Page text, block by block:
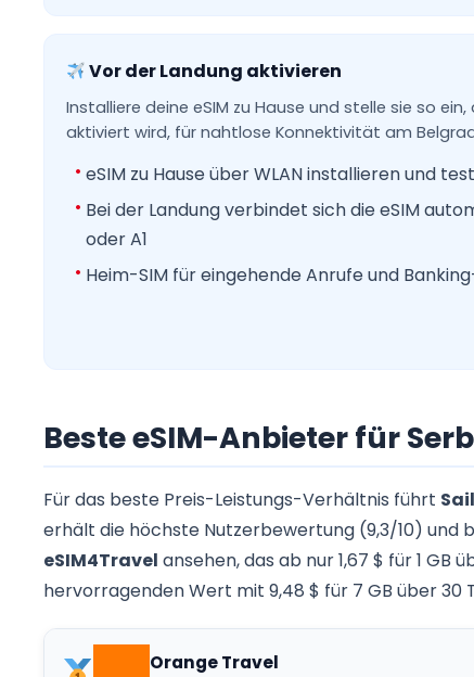
Vor der Landung aktivieren
Installiere deine eSIM zu Hause und stelle sie so
aktiviert wird, für nahtlose Konnektivität am
eSIM zu Hause über WLAN installieren und
Bei der Landung verbindet sich die eSIM
oder A1
Heim-SIM für eingehende Anrufe und
Beste eSIM-Anbieter für
Für das beste Preis-Leistungs-Verhältnis führt
erhält die höchste Nutzerbewertung (9,3/10) und
eSIM4Travel ansehen, das ab nur 1,67 $ für 1
hervorragenden Wert mit 9,48 $ für 7 GB über 30
Orange Travel